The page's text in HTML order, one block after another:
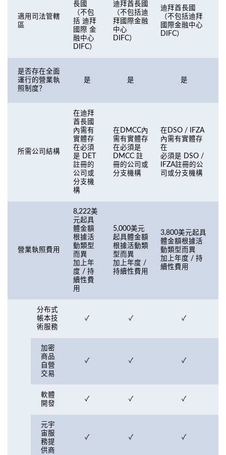
適用司法管轄
區
長國
（不包
括 迪拜
國際 金
融中心
DIFC）
迪拜酋長國
（不包括迪
拜國際金融
中心
DIFC）
迪拜酋長國
（不包括迪拜
國際金融中心
DIFC）
是否存在全面
運行的營業執
照制度？
是 是 是
所需公司結構
在迪拜
酋長國
內需有
實體存
在必須
是 DET
註冊的
公司或
分支機
構
在DMCC內
需有實體存
在必須是
DMCC 註
冊的公司或
分支機構
在DSO / IFZA
內需有實體存
在
必須是 DSO /
IFZA註冊的公
司或分支機構
營業執照費用
8,222美
元起具
體金額
根據活
動類型
而異
加上年
度 / 持
續性費
用
5,000美元
起具體金額
根據活動類
型而異
加上年度 /
持續性費用
3,800美元起具
體金額根據活
動類型而異
加上年度 / 持
續性費用
分布式
帳本技
術服務
✓ ✓ ✓
加密
商品
自營
交易
✓ ✓ ✓
軟體
開發
✓ ✓ ✓
元宇
宙服
務提
供商
✓ ✓ ✓